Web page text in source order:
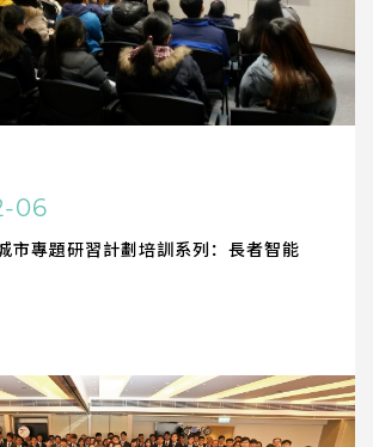
06
市專題研習計劃培訓系列：長者智能